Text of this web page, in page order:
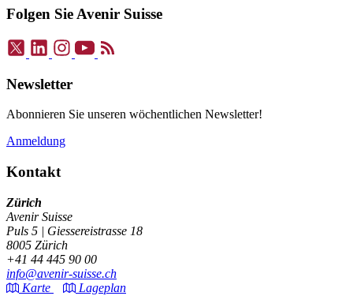
Folgen Sie Avenir Suisse
Newsletter
Abonnieren Sie unseren wöchentlichen Newsletter!
Anmeldung
Kontakt
Zürich
Avenir Suisse
Puls 5 | Giessereistrasse 18
8005 Zürich
+41 44 445 90 00
info@avenir-suisse.ch
Karte
Lageplan